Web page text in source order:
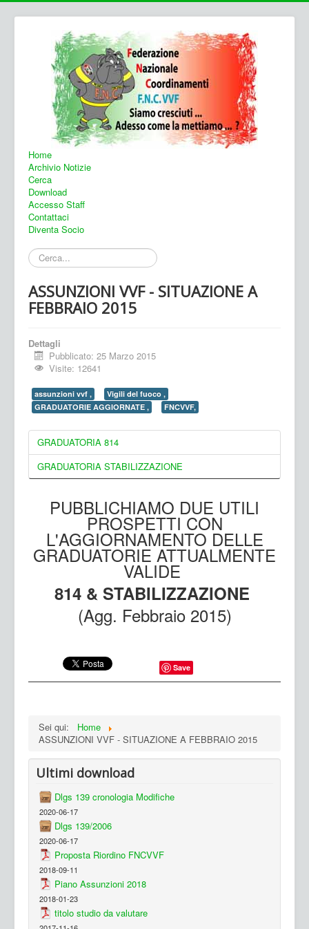
Home
Archivio Notizie
Cerca
Download
Accesso Staff
Contattaci
Diventa Socio
Cerca...
ASSUNZIONI VVF - SITUAZIONE A
FEBBRAIO 2015
Dettagli
Pubblicato: 25 Marzo 2015
Visite: 12641
assunzioni vvf ,
Vigili del fuoco ,
GRADUATORIE AGGIORNATE ,
FNCVVF,
GRADUATORIA 814
GRADUATORIA STABILIZZAZIONE
PUBBLICHIAMO DUE UTILI
PROSPETTI CON
L'AGGIORNAMENTO DELLE
GRADUATORIE ATTUALMENTE
VALIDE
814 & STABILIZZAZIONE
(Agg. Febbraio 2015)
Save
Sei qui:
Home
ASSUNZIONI VVF - SITUAZIONE A FEBBRAIO 2015
Ultimi download
Dlgs 139 cronologia Modifiche
2020-06-17
Dlgs 139/2006
2020-06-17
Proposta Riordino FNCVVF
2018-09-11
Piano Assunzioni 2018
2018-01-23
titolo studio da valutare